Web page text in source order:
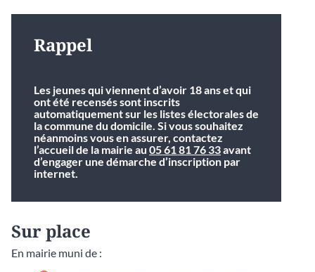
Rappel
Les jeunes qui viennent d’avoir 18 ans et qui
ont été recensés sont inscrits
automatiquement sur les listes électorales de
la commune du domicile. Si vous souhaitez
néanmoins vous en assurer, contactez
l’accueil de la mairie au 05 61 81 76 33avant
d’engager une démarche d’inscription par
internet.
Sur place
En mairie muni de :